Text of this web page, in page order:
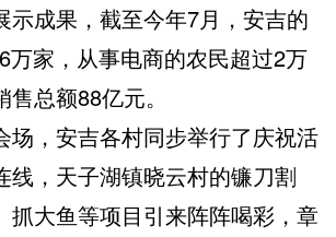
示成果，截至今年7月，安吉的
万家，从事电商的农民超过2万
总额88亿元。
，安吉各村同步举行了庆祝活
线，天子湖镇晓云村的镰刀割
抓大鱼等项目引来阵阵喝彩，章